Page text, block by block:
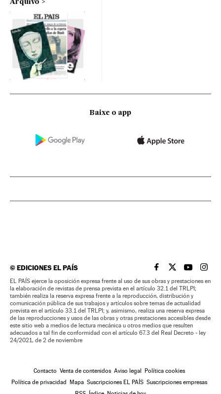
Arquivo
Baixe o app
©EDICIONES EL PAÍS EL PAÍS BRASIL EN
EL PAÍSEL PAÍS
EL
EL PAÍS ejerce la oposición expresa frente al uso de sus obras y prestaciones en
la elaboración de revistas de prensa prevista en el artículo 32.1 del TRLPI;
también realiza la reserva expresa frente a la reproducción, distribución y
comunicación pública de sus trabajos y artículos sobre temas de actualidad
prevista en el artículo 33.1 del TRLPI; y, asimismo, realiza una reserva expresa
de las reproducciones y usos de las obras y otras prestaciones accesibles desde
este sitio web a medios de lectura mecánica u otros medios que resulten
adecuados a tal fin de conformidad con el artículo 67.3 del Real Decreto - ley
24/2021, de 2 de noviembre
Contacto Venta de contenidos Aviso legal Política cookies
Política de privacidad Mapa Suscripciones EL PAÍS Suscripciones empresas